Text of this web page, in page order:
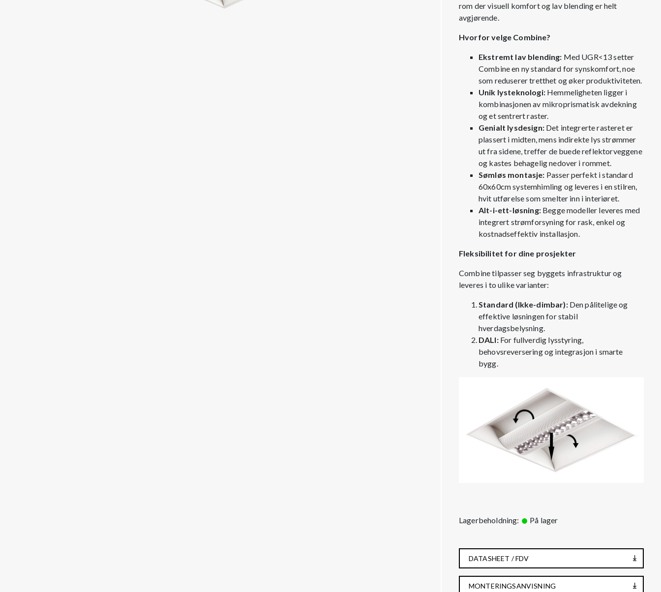
rom der visuell komfort og lav blending er helt
avgjørende.
Hvorfor velge Combine?
Ekstremt lav blending: Med UGR<13 setter
Combine en ny standard for synskomfort, noe
som reduserer tretthet og øker produktiviteten.
Unik lysteknologi:Hemmeligheten ligger i
kombinasjonen av mikroprismatisk avdekning
og et sentrert raster.
Genialt lysdesign:Det integrerte rasteret er
plassert i midten, mens indirekte lys strømmer
ut fra sidene, treffer de buede reflektorveggene
og kastes behagelig nedover i rommet.
Sømløs montasje: Passer perfekt i standard
60x60cm systemhimling og leveres i en stilren,
hvit utførelse som smelter inn i interiøret.
Alt-i-ett-løsning:Begge modeller leveres med
integrert strømforsyning for rask, enkel og
kostnadseffektiv installasjon.
Fleksibilitet for dine prosjekter
Combine tilpasser seg byggets infrastruktur og
leveres i to ulike varianter:
Standard (Ikke-dimbar):Den pålitelige og
effektive løsningen for stabil
hverdagsbelysning.
DALI:For fullverdig lysstyring,
behovsreversering og integrasjon i smarte
bygg.
Lagerbeholdning: På lager
DATASHEET / FDV
MONTERINGSANVISNING